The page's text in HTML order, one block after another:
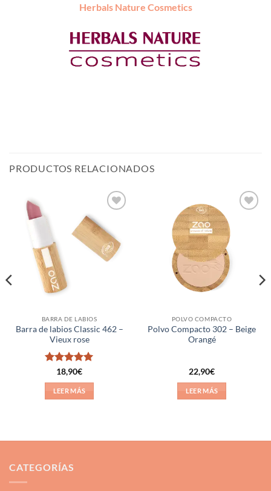
Herbals Nature Cosmetics
PRODUCTOS RELACIONADOS
lista de
deseos
BARRA DE LABIOS
Barra de labios Classic 462 –
Vieux rose
Valorado
con5de 5
18,90€
LEER MÁS
POLVO COMPACTO
Polvo Compacto 302 – Beige
Orangé
22,90€
LEER MÁS
CATEGORÍAS